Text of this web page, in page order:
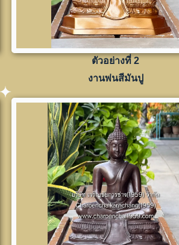
ตัวอย่างที่ 2
งานพ่นสีมันปู